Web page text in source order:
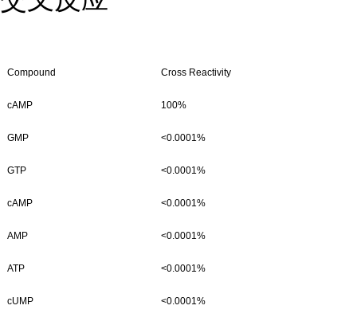
Compound Cross Reactivity
cAMP 100%
GMP <0.0001%
GTP <0.0001%
cAMP <0.0001%
AMP <0.0001%
ATP <0.0001%
cUMP <0.0001%